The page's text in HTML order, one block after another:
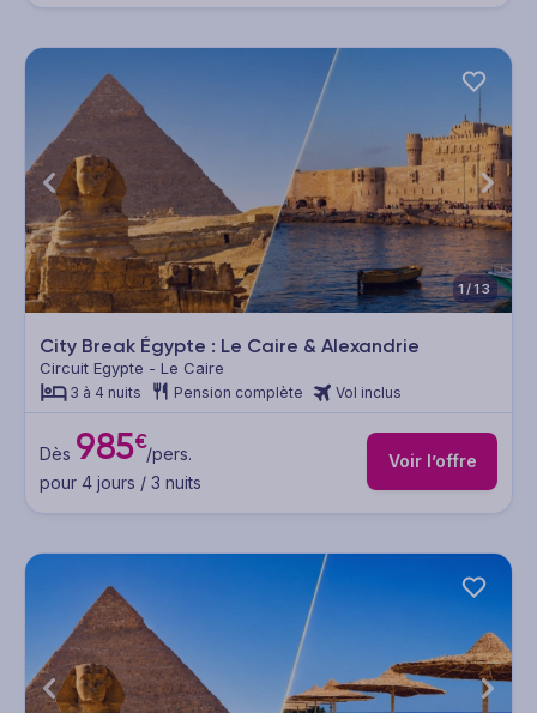
1/13
City Break Égypte : Le Caire & Alexandrie
Circuit Egypte - Le Caire
3 à 4 nuits Pension complète Vol inclus
Dès 985€/pers.
pour 4 jours / 3 nuits
Voir l’offre